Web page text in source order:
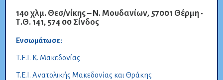
14ο χλμ. Θεσ/νίκης – Ν. Μουδανίων, 57001 Θέρμη •
Τ.Θ. 141, 574 00 Σίνδος
Ενσωμάτωσε:
Τ.Ε.Ι. Κ. Μακεδονίας
Τ.Ε.Ι. Ανατολικής Μακεδονίας και Θράκης